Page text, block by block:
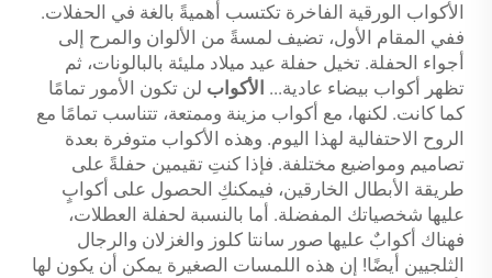
الأكواب الورقية الفاخرة تكتسب أهميةً بالغة في الحفلات.
ففي المقام الأول، تضيف لمسةً من الألوان والمرح إلى
أجواء الحفلة. تخيل حفلة عيد ميلاد مليئة بالبالونات، ثم
تظهر أكواب بيضاء عادية... الأكواب لن تكون الأمور تمامًا
كما كانت. لكنها، مع أكواب مزينة وممتعة، تتناسب تمامًا مع
الروح الاحتفالية لهذا اليوم. وهذه الأكواب متوفرة بعدة
تصاميم ومواضيع مختلفة. فإذا كنتِ تقيمين حفلةً على
طريقة الأبطال الخارقين، فيمكنكِ الحصول على أكوابٍ
عليها شخصياتك المفضلة. أما بالنسبة لحفلة العطلات،
فهناك أكوابٌ عليها صور سانتا كلوز والغزلان والرجال
الثلجيين أيضًا! إن هذه اللمسات الصغيرة يمكن أن يكون لها